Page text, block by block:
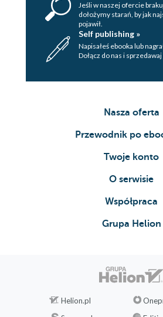
Jeśli w naszej ofercie
dołożymy starań, by jak
pojawił.
Self publishing »
Napisałeś ebooka lub
Dołącz do nas i
Nasza oferta
Przewodnik po
Twoje konto
O serwisie
Współpraca
Grupa Helion
Helion.pl